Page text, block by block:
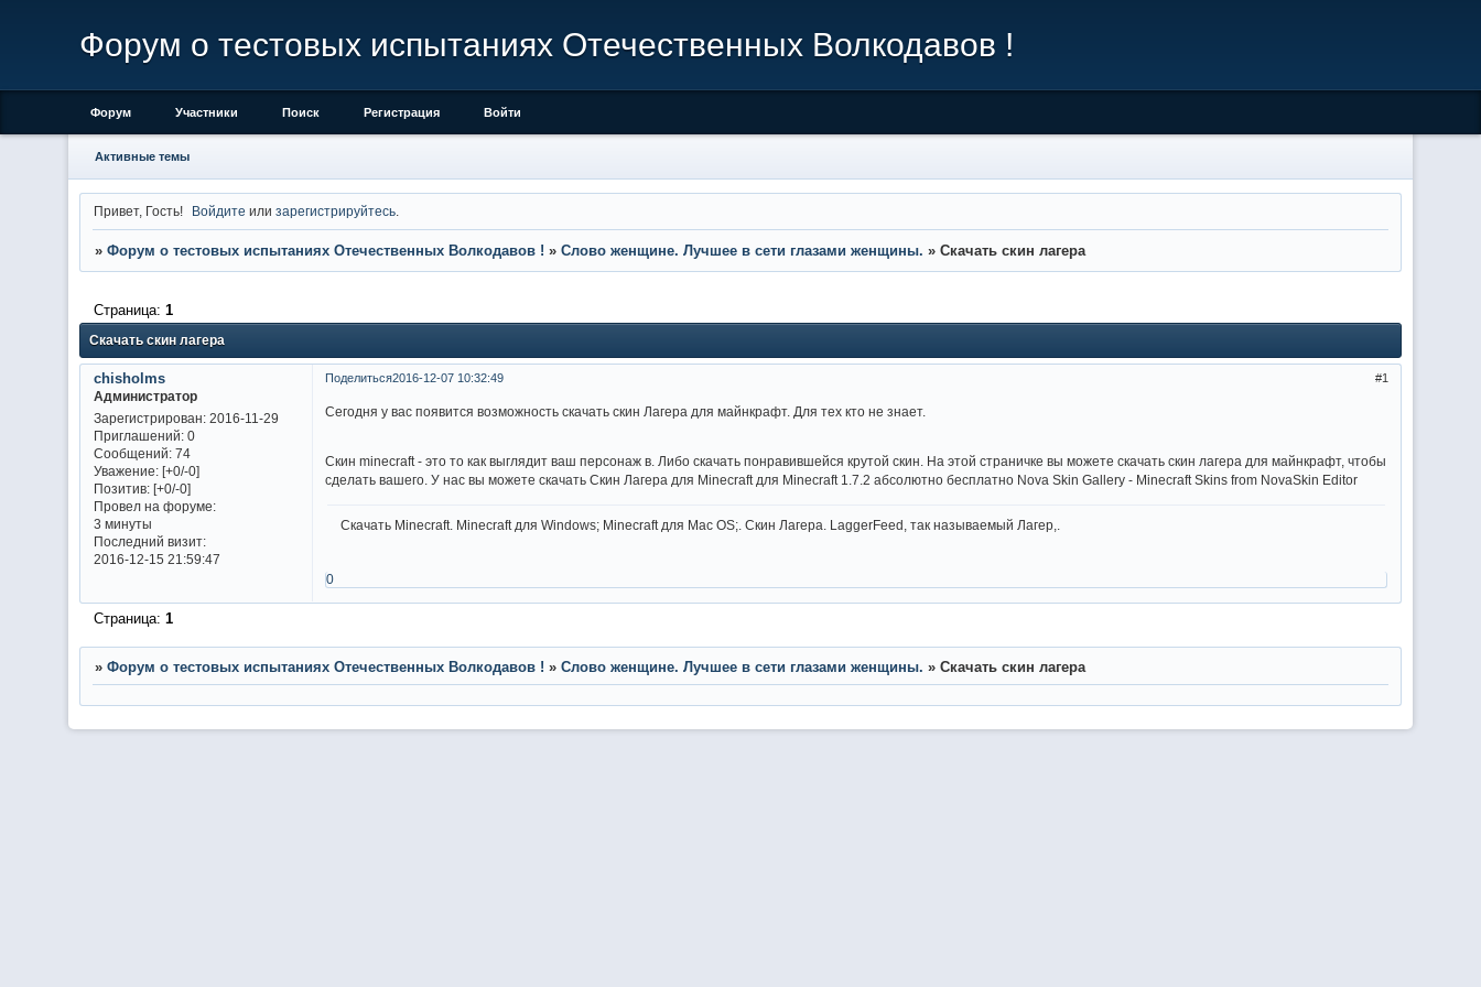
Форум о тестовых испытаниях Отечественных Волкодавов !
Форум Участники Поиск Регистрация Войти
Активные темы
Привет, Гость! Войдите илизарегистрируйтесь
» Форум о тестовых испытаниях Отечественных Волкодавов ! » Слово женщине. Лучшее в сети глазами женщины. » Скачать скин лагера
Скачать скин лагера
Страница: 1
Поделиться 1
2016-12-07 10:32:49
chisholms
Администратор
Зарегистрирован: 2016-11-29
Приглашений:0
Сообщений:74
Уважение: [+0/-0]
Позитив: [+0/-0]
Провел на форуме:
3 минуты
Последний визит:
2016-12-15 21:59:47
Сегодня у вас появится возможность скачать скин Лагера для майнкрафт. Для тех кто не знает.
Скин minecraft - это то как выглядит ваш персонаж в. Либо скачать понравившейся крутой скин. На этой страничке вы можете скачать скин лагера для майнкрафт, чтобы
сделать вашего. У нас вы можете скачать Скин Лагера для Minecraft для Minecraft 1.7.2 абсолютно бесплатно Nova Skin Gallery - Minecraft Skins from NovaSkin Editor
Скачать Minecraft. Minecraft для Windows; Minecraft для Mac OS;. Скин Лагера. LaggerFeed, так называемый Лагер,.
0
Страница: 1
» Форум о тестовых испытаниях Отечественных Волкодавов ! » Слово женщине. Лучшее в сети глазами женщины. » Скачать скин лагера